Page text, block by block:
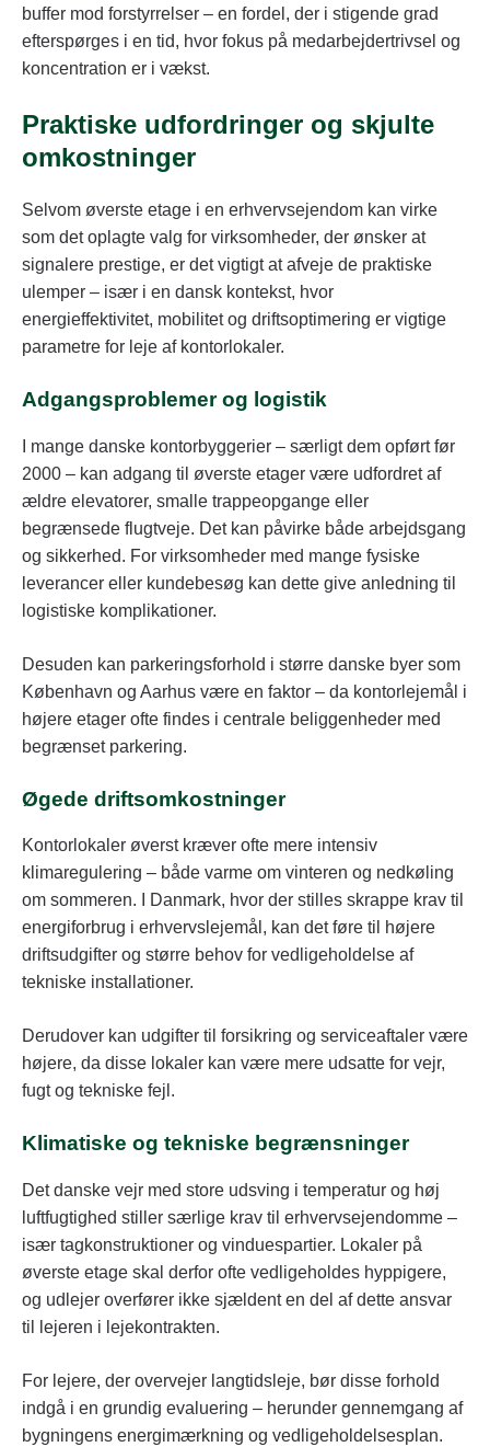
buffer mod forstyrrelser – en fordel, der i stigende grad
efterspørges i en tid, hvor fokus på medarbejdertrivsel og
koncentration er i vækst.
Praktiske udfordringer og skjulte
omkostninger
Selvom øverste etage i en erhvervsejendom kan virke
som det oplagte valg for virksomheder, der ønsker at
signalere prestige, er det vigtigt at afveje de praktiske
ulemper – især i en dansk kontekst, hvor
energieffektivitet, mobilitet og driftsoptimering er vigtige
parametre for leje af kontorlokaler.
Adgangsproblemer og logistik
I mange danske kontorbyggerier – særligt dem opført før
2000 – kan adgang til øverste etager være udfordret af
ældre elevatorer, smalle trappeopgange eller
begrænsede flugtveje. Det kan påvirke både arbejdsgang
og sikkerhed. For virksomheder med mange fysiske
leverancer eller kundebesøg kan dette give anledning til
logistiske komplikationer.
Desuden kan parkeringsforhold i større danske byer som
København og Aarhus være en faktor – da kontorlejemål i
højere etager ofte findes i centrale beliggenheder med
begrænset parkering.
Øgede driftsomkostninger
Kontorlokaler øverst kræver ofte mere intensiv
klimaregulering – både varme om vinteren og nedkøling
om sommeren. I Danmark, hvor der stilles skrappe krav til
energiforbrug i erhvervslejemål, kan det føre til højere
driftsudgifter og større behov for vedligeholdelse af
tekniske installationer.
Derudover kan udgifter til forsikring og serviceaftaler være
højere, da disse lokaler kan være mere udsatte for vejr,
fugt og tekniske fejl.
Klimatiske og tekniske begrænsninger
Det danske vejr med store udsving i temperatur og høj
luftfugtighed stiller særlige krav til erhvervsejendomme –
især tagkonstruktioner og vinduespartier. Lokaler på
øverste etage skal derfor ofte vedligeholdes hyppigere,
og udlejer overfører ikke sjældent en del af dette ansvar
til lejeren i lejekontrakten.
For lejere, der overvejer langtidsleje, bør disse forhold
indgå i en grundig evaluering – herunder gennemgang af
bygningens energimærkning og vedligeholdelsesplan.